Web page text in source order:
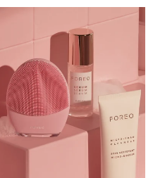
Tahmini teslim tarihi8/10/26
Tahmini teslim tarihi
Tahmini teslim tarihi
Tahmini teslim tarihi8/17/26
Tahmini teslim tarihi 8/10/26